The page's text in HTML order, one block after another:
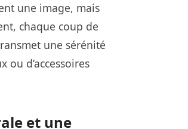
une image, mais
chaque coup de
une sérénité
ou d’accessoires
et une